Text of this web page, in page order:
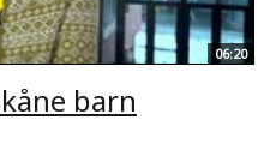
06:20
barn